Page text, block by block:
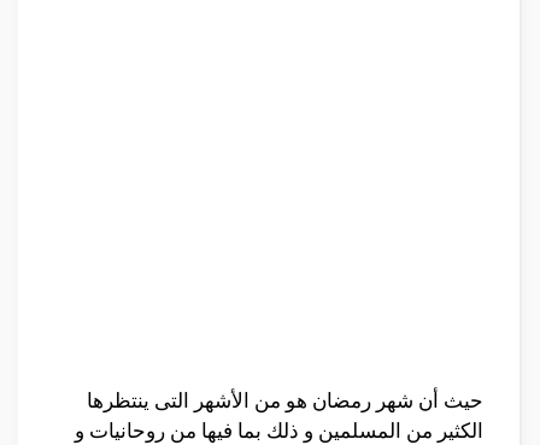
حيث أن شهر رمضان هو من الأشهر التى ينتظرها
الكثير من المسلمين و ذلك بما فيها من روحانيات و